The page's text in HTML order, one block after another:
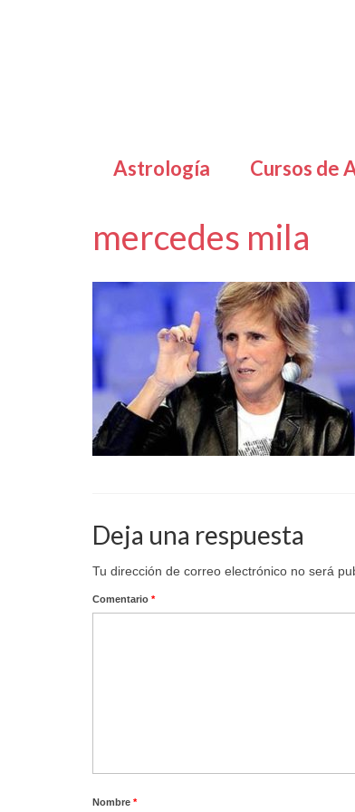
Astrología Cursos de
mercedes mila
Deja una respuesta
Tu dirección de correo electrónico no será
Comentario *
Nombre *